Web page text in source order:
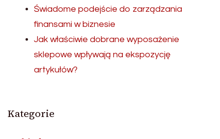
Świadome podejście do zarządzania
finansami w biznesie
Jak właściwie dobrane wyposażenie
sklepowe wpływają na ekspozycję
artykułów?
Kategorie